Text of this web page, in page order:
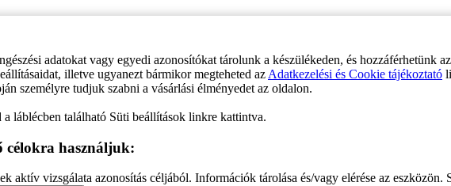
adatokat vagy egyedi azonosítókat tárolunk a készülékeden, és hozzáférhetünk
illetve ugyanezt bármikor megteheted az Adatkezelési és Cookie tájékoztató
személyre tudjuk szabni a vásárlási élményedet az oldalon.
láblécben található Süti beállítások linkre kattintva.
célokra használjuk:
aktív vizsgálata azonosítás céljából. Információk tárolása és/vagy elérése az eszközön.